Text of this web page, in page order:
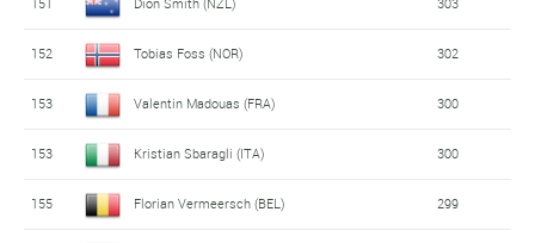
152 Tobias Foss (NOR) 302
153 Valentin Madouas (FRA) 300
153 Kristian Sbaragli (ITA) 300
155 Florian Vermeersch (BEL) 299